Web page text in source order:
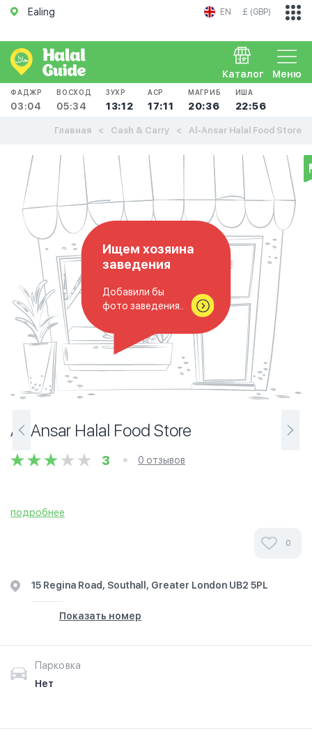
Ealing EN £ (GBP)
Меню
Каталог
ФАДЖР
03:04
ВОСХОД
05:34
ЗУХР
13:12
АСР
17:11
МАГРИБ
20:36
ИША
22:56
Главная Cash & Carry Al-Ansar Halal Food Store
Ищем хозяина
заведения
Добавили бы
фото заведения..
Al-Ansar Halal Food Store
3 0 отзывов
подробнее
0
15 Regina Road, Southall, Greater London UB2 5PL
Показать номер
Парковка
Нет